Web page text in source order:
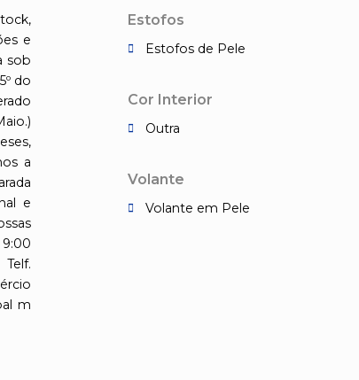
e
sob
do
a
e
9:00
m
Estofos
Estofos de Pele
Cor Interior
Outra
Volante
Volante em Pele